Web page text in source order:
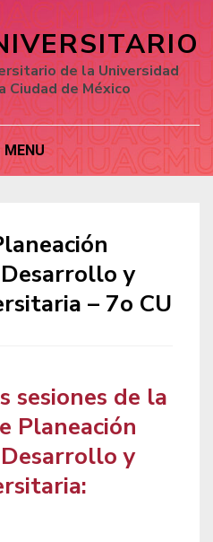
de la Universidad
Ciudad de México
MENU
y
– 7o CU
sesiones de la
Planeación
y